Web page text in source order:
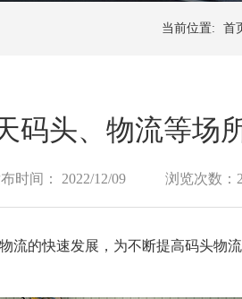
当前位置: 首
码头、物流等场
时间： 2022/12/09 浏览次数：
流的快速发展，为不断提高码头物